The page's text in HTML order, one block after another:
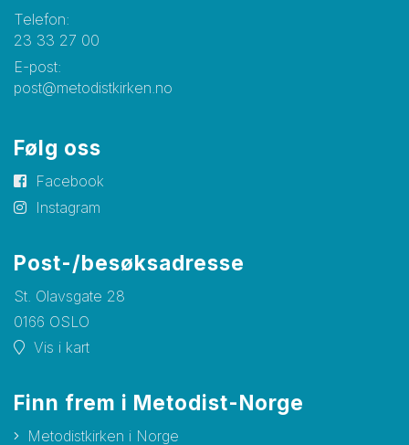
Telefon:
23 33 27 00
E-post:
post@metodistkirken.no
Følg oss
Facebook
Instagram
Post-/besøksadresse
St. Olavsgate 28
0166 OSLO
Vis i kart
Finn frem i Metodist-Norge
Metodistkirken i Norge